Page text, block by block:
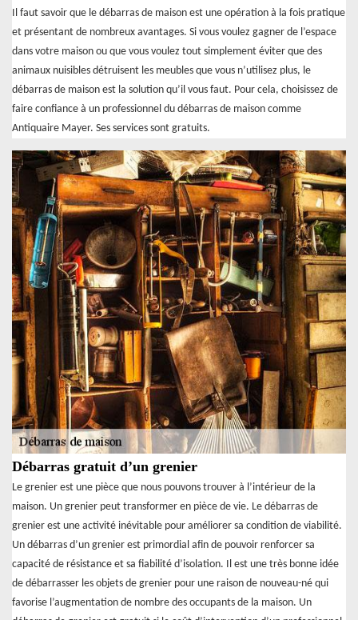
Il faut savoir que le débarras de maison est une opération à la fois pratique
et présentant de nombreux avantages. Si vous voulez gagner de l’espace
dans votre maison ou que vous voulez tout simplement éviter que des
animaux nuisibles détruisent les meubles que vous n’utilisez plus, le
débarras de maison est la solution qu’il vous faut. Pour cela, choisissez de
faire confiance à un professionnel du débarras de maison comme
Antiquaire Mayer. Ses services sont gratuits.
Débarras gratuit d’un grenier
Le grenier est une pièce que nous pouvons trouver à l’intérieur de la
maison. Un grenier peut transformer en pièce de vie. Le débarras de
grenier est une activité inévitable pour améliorer sa condition de viabilité.
Un débarras d’un grenier est primordial afin de pouvoir renforcer sa
capacité de résistance et sa fiabilité d’isolation. Il est une très bonne idée
de débarrasser les objets de grenier pour une raison de nouveau-né qui
favorise l’augmentation de nombre des occupants de la maison. Un